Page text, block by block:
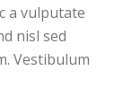
a vulputate
nisl sed
Vestibulum